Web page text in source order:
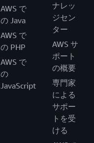
AWS で
の Java
AWS で
の PHP
AWS で
の
JavaScript
ナレッ
ジセン
ター
AWS サ
ポート
の概要
専門家
による
サポー
トを受
ける